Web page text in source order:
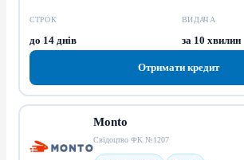
СТРОК
до 14 днів
ВИДАЧА
за 10 хвилин
Отримати кредит
Monto
Свідоцтво ФК №1207